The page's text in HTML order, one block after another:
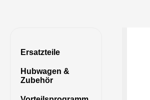
Ersatzteile
Hubwagen &
Zubehör